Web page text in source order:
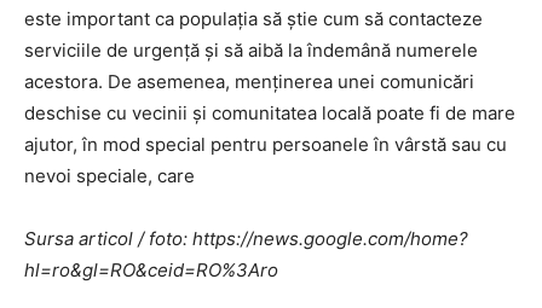
este important ca populația să știe cum să contacteze
serviciile de urgență și să aibă la îndemână numerele
acestora. De asemenea, menținerea unei comunicări
deschise cu vecinii și comunitatea locală poate fi de mare
ajutor, în mod special pentru persoanele în vârstă sau cu
nevoi speciale, care
Sursa articol / foto: https://news.google.com/home?
hl=ro&gl=RO&ceid=RO%3Aro